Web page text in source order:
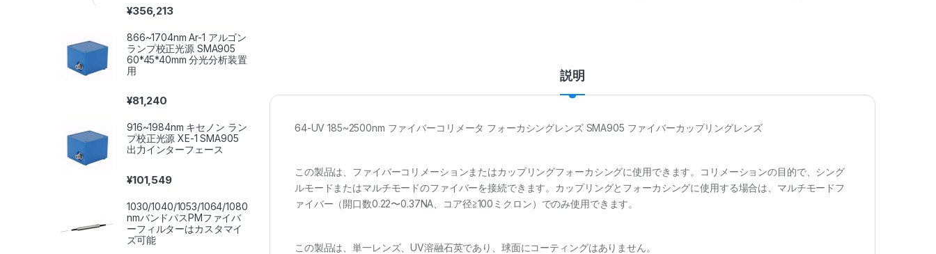
説明
64-UV 185~2500nm ファイバーコリメータ フォーカシングレンズ SMA905 ファイバーカップリングレンズ
この製品は、ファイバーコリメーションまたはカップリングフォーカシングに使用できます。コリメーションの目的で、シング
ルモードまたはマルチモードのファイバーを接続できます。カップリングとフォーカシングに使用する場合は、マルチモードフ
ァイバー（開口数0.22〜0.37NA、コア径≧100ミクロン）でのみ使用できます。
この製品は、単一レンズ、UV溶融石英であり、球面にコーティングはありません。
¥356,213
866~1704nm Ar-1 アルゴン
ランプ校正光源 SMA905
60*45*40mm 分光分析装置
用
¥81,240
916~1984nm キセノン ラン
プ校正光源 XE-1 SMA905
出力インターフェース
¥101,549
1030/1040/1053/1064/1080
nmバンドパスPMファイバ
ーフィルターはカスタマイ
ズ可能